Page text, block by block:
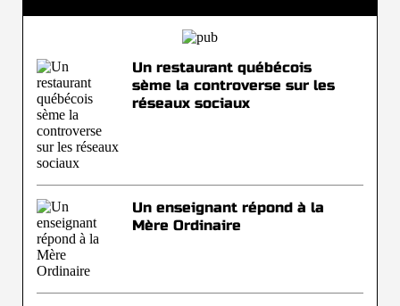
Un restaurant québécois
sème la controverse sur les
réseaux sociaux
Un enseignant répond à la
Mère Ordinaire